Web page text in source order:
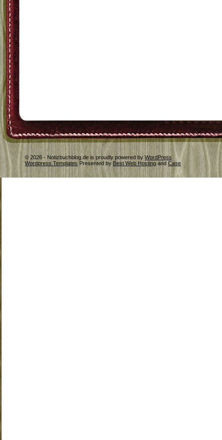
© 2026 - Notizbuchblog.de is proudly powered by WordPress
Wordpress Templates Presented by Best Web Hosting and Case